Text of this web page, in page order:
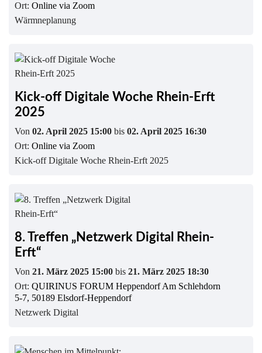
Ort: Online via Zoom
Wärmneplanung
Kick-off Digitale Woche Rhein-Erft
2025
Von 02. April 2025 15:00 bis 02. April 2025 16:30
Ort: Online via Zoom
Kick-off Digitale Woche Rhein-Erft 2025
8. Treffen „Netzwerk Digital Rhein-
Erft“
Von 21. März 2025 15:00 bis 21. März 2025 18:30
Ort: QUIRINUS FORUM Heppendorf Am Schlehdorn
5-7, 50189 Elsdorf-Heppendorf
Netzwerk Digital